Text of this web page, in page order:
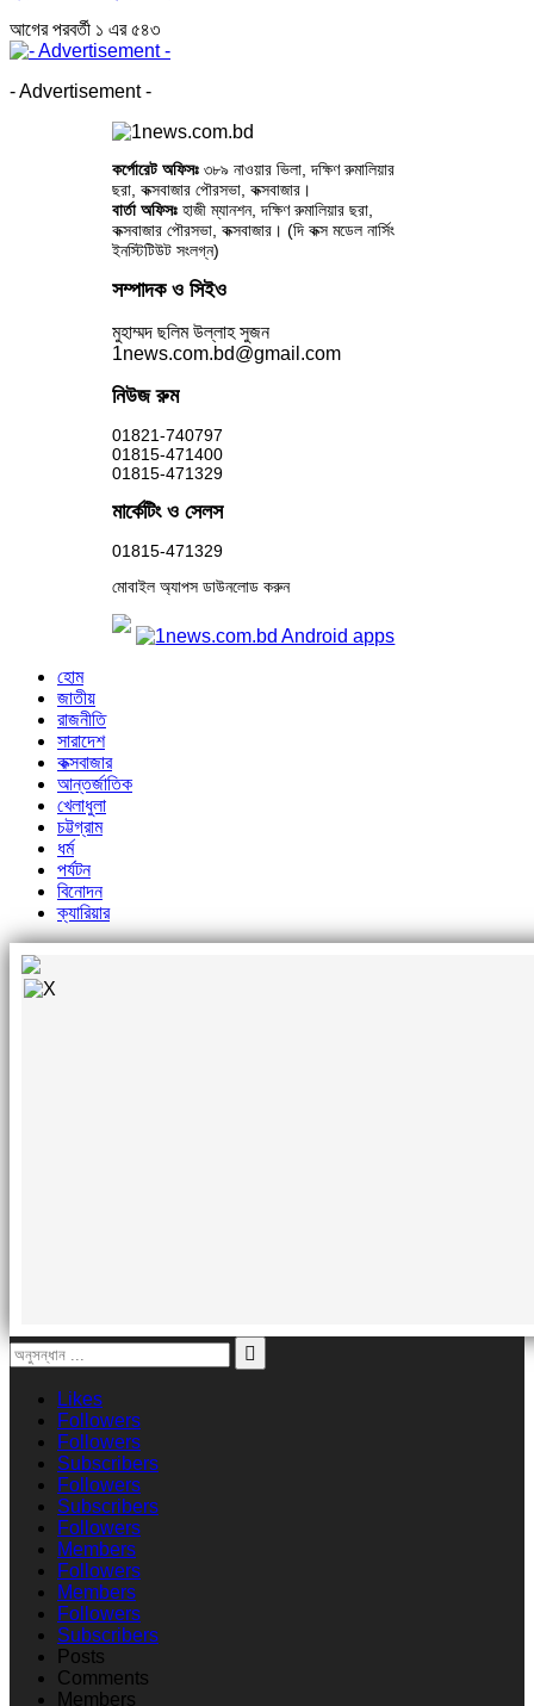
আগেরপরবর্তী ১ এর ৫৪৩
- Advertisement -
কর্পোরেট অফিসঃ ৩৮৯ নাওয়ার ভিলা, দক্ষিণ রুমালিয়ার
ছরা, কক্সবাজার পৌরসভা, কক্সবাজার।
বার্তা অফিসঃহাজী ম্যানশন, দক্ষিণ রুমালিয়ার ছরা,
কক্সবাজার পৌরসভা, কক্সবাজার। (দি কক্স মডেল নার্সিং
ইনস্টিটিউট সংলগ্ন)
সম্পাদক ও সিইও
মুহাম্মদ ছলিম উল্লাহ সুজন
1news.com.bd@gmail.com
নিউজ রুম
01821-740797
01815-471400
01815-471329
মার্কেটিং ও সেলস
01815-471329
মোবাইল অ্যাপস ডাউনলোড করুন
হোম
জাতীয়
রাজনীতি
সারাদেশ
কক্সবাজার
আন্তর্জাতিক
খেলাধুলা
চট্টগ্রাম
ধর্ম
পর্যটন
বিনোদন
ক্যারিয়ার
Likes
Followers
Followers
Subscribers
Followers
Subscribers
Followers
Members
Followers
Members
Followers
Subscribers
Posts
Comments
Members